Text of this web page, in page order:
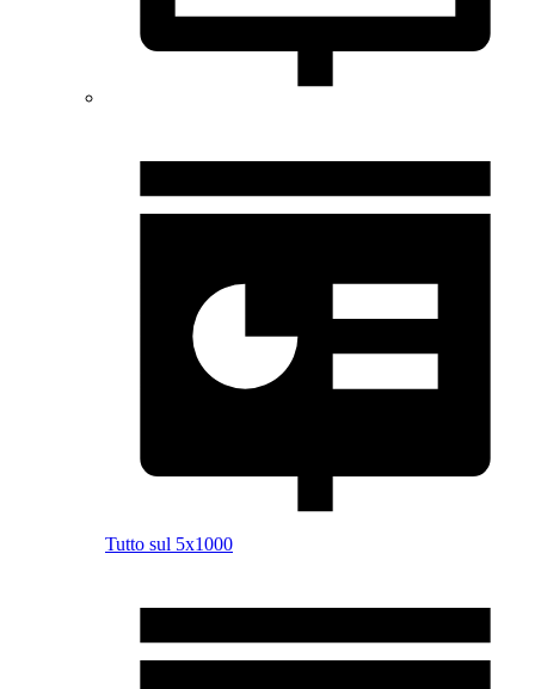
Tutto sul 5x1000